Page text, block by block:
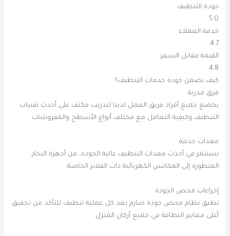
جودة التنظيف
5.0
خدمة العملاء
4.7
القيمة مقابل السعر
4.8
كيف نضمن جودة خدمات التنظيف؟
فرق مدربة
يخضع جميع أفراد فريق العمل لدينا لتدريب مكثف على أحدث تقنيات
التنظيف وكيفية التعامل مع مختلف أنواع الأسطح والمفروشات.
معدات حديثة
نستثمر في أحدث معدات التنظيف عالية الجودة، من أجهزة البخار
المتطورة إلى المكانس الكهربائية ذات الفلاتر الخاصة.
إجراءات فحص الجودة
نطبق نظام فحص جودة صارم بعد كل عملية تنظيف للتأكد من تحقيق
أعلى معايير النظافة في جميع أركان المنزل.